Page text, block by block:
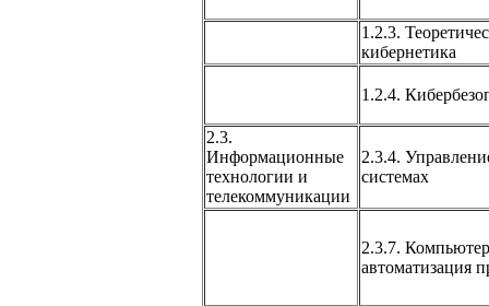
1.2.3.
кибернетика
1.2.4.
2.3.
Информационные
технологии и
телекоммуникации
2.3.4.
системах
2.3.7.
автоматизация